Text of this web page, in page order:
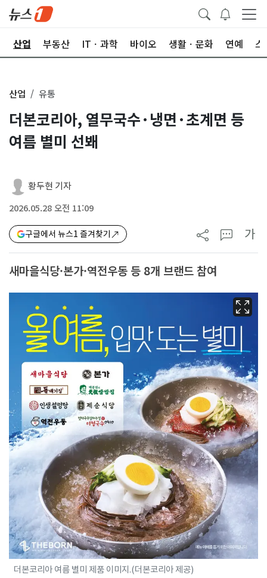
산업 부동산 ITㆍ과학 바이오 생활ㆍ문화 연예 스
산업 유통
더본코리아, 열무국수·냉면·초계면 등
여름 별미 선봬
황두현 기자
2026.05.28 오전 11:09
구글에서 뉴스1 즐겨찾기 가
새마을식당·본가·역전우동 등 8개 브랜드 참여
더본코리아 여름 별미 제품 이미지.(더본코리아 제공)